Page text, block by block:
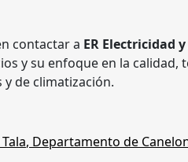
contactar a ER Electricidad
y su enfoque en la calidad,
de climatización.
Tala, Departamento de